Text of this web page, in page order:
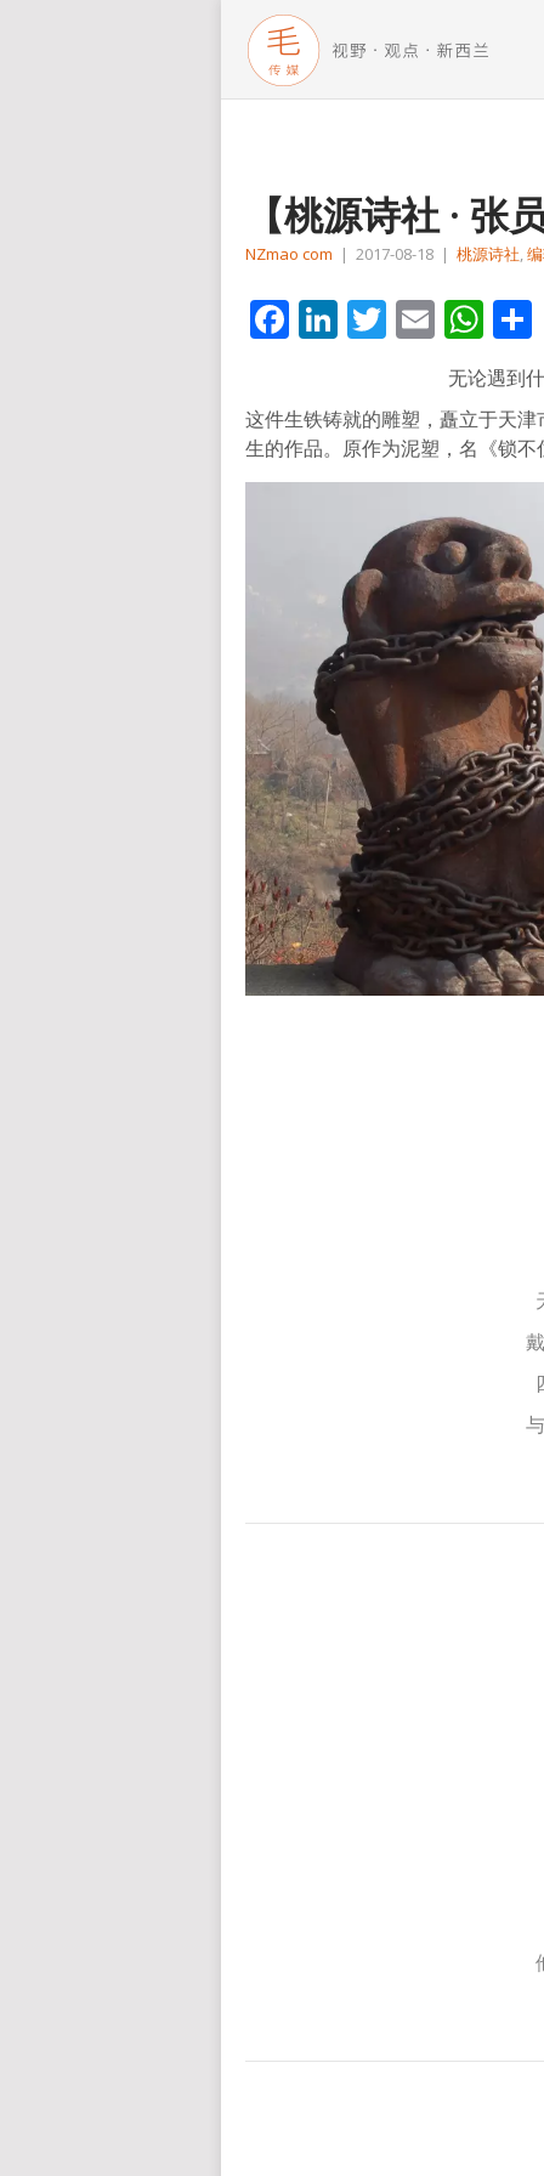
【桃源诗社 ·
NZmao com | 2017-08-18 | 桃源诗社,
Facebook
LinkedIn
Twitter
Email
无论遇到
这件生铁铸就的雕塑，矗立于天
生的作品。原作为泥塑，名《锁